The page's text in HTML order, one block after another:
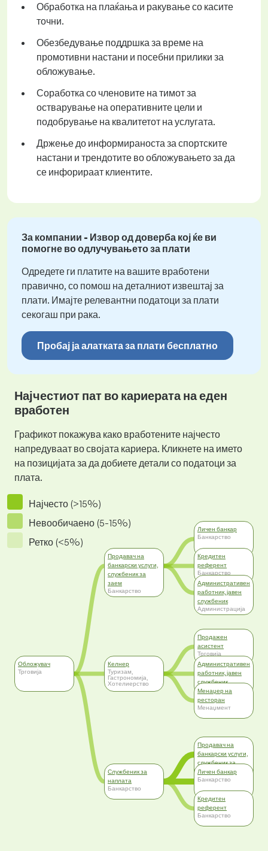
Обработка на плаќања и ракување со касите
точни.
Обезбедување поддршка за време на
промотивни настани и посебни прилики за
обложување.
Соработка со членовите на тимот за
остварување на оперативните цели и
подобрување на квалитетот на услугата.
Држење до информираноста за спортските
настани и трендотите во обложувањето за да
се инфорираат клиентите.
За компании - Извор од доверба кој ќе ви
помогне во одлучувањето за плати
Одредете ги платите на вашите вработени
правично, со помош на деталниот извештај за
плати. Имајте релевантни податоци за плати
секогаш при рака.
Пробај ја алатката за плати бесплатно
Најчестиот пат во кариерата на еден
вработен
Графикот покажува како вработените најчесто
напредуваат во својата кариера. Кликнете на името
на позицијата за да добиете детали со податоци за
плата.
Најчесто (>15%)
Невообичаено (5-15%)
Ретко (<5%)
Обложувач
Трговија
Продавач на
банкарски услуги,
службеник за
заем
Банкарство
Келнер
Туризам,
Гастрономија,
Хотелиерство
Службеник за
наплата
Банкарство
Личен банкар
Банкарство
Кредитен
референт
Банкарство
Административен
работник, јавен
службеник
Администрација
Продажен
асистент
Трговија
Административен
работник, јавен
службеник
Администрација
Менаџер на
ресторан
Менаџмент
Продавач на
банкарски услуги,
службеник за
заем
Банкарство
Личен банкар
Банкарство
Кредитен
референт
Банкарство